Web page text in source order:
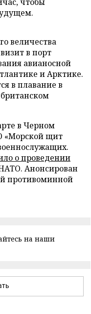
величества
в порт
авианосной
и Арктике.
в плавание в
в Черном
«Морской щит
о проведении
Анонсирован
противоминной
на наши